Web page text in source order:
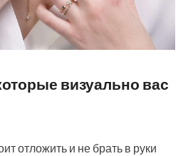
визуально вас
отложить и не брать в руки